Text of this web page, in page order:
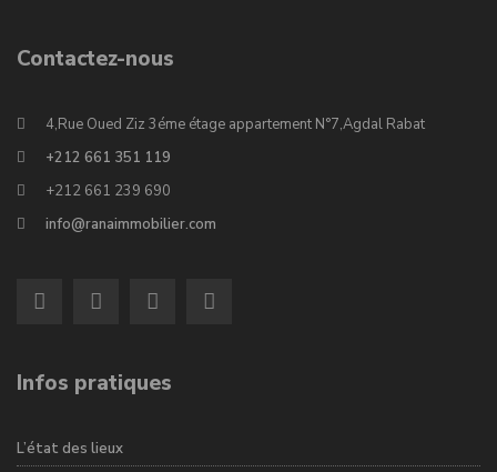
Contactez-nous
4,Rue Oued Ziz 3éme étage appartement N°7,Agdal Rabat
+212 661 351 119
+212 661 239 690
info@ranaimmobilier.com
Infos pratiques
L’état des lieux